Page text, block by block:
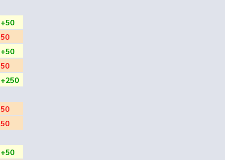
+50
50
+50
50
+250
50
50
+50